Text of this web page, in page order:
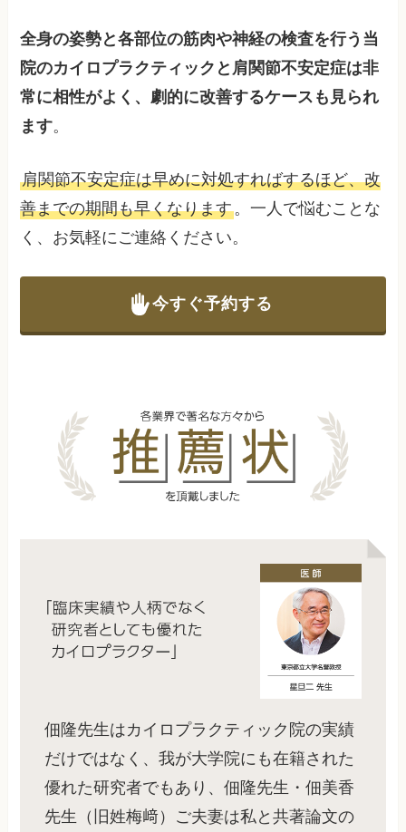
全身の姿勢と各部位の筋肉や神経の検査を行う当
院のカイロプラクティックと肩関節不安定症は非
常に相性がよく、劇的に改善するケースも見られ
ます。
肩関節不安定症は早めに対処すればするほど、改
善までの期間も早くなります。一人で悩むことな
く、お気軽にご連絡ください。
今すぐ予約する
佃隆先生はカイロプラクティック院の実績
だけではなく、我が大学院にも在籍された
優れた研究者でもあり、佃隆先生・佃美香
先生（旧姓梅﨑）ご夫妻は私と共著論文の